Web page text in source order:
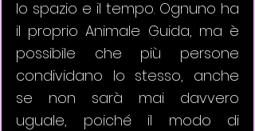
lo spazio e il tempo. Ognuno ha
il proprio Animale Guida, ma è
possibile che più persone
condividano lo stesso, anche
se non sarà mai davvero
uguale, poiché il modo di